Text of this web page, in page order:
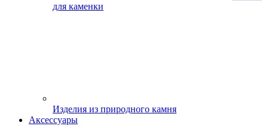
для каменки
Изделия из природного камня
Аксессуары